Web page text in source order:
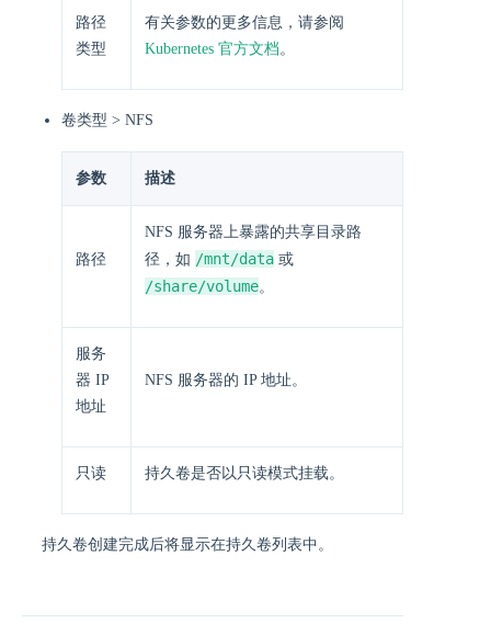
路径
类型
有关参数的更多信息，请参阅
Kubernetes 官方文档。
卷类型 > NFS
参数 描述
路径
NFS 服务器上暴露的共享目录路
径，如 /mnt/data 或
/share/volume。
服务
器 IP
地址
NFS 服务器的 IP 地址。
只读 持久卷是否以只读模式挂载。
持久卷创建完成后将显示在持久卷列表中。